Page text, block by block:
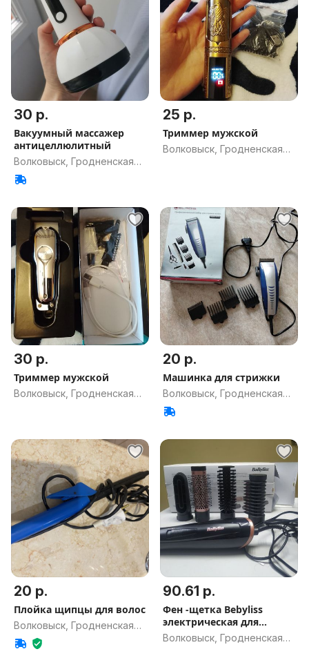
30 р.
Вакуумный массажер
антицеллюлитный
Волковыск, Гродненская
обл.
25 р.
Триммер мужской
Волковыск, Гродненская
30 р.
Триммер мужской
Волковыск, Гродненская
20 р.
Машинка для стрижки
Волковыск, Гродненская
обл.
20 р.
Плойка щипцы для волос
Волковыск, Гродненская
обл.
90.61 р.
Фен -щетка Bebyliss
электрическая для
укладки волос
Волковыск, Гродненская